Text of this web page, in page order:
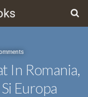
In Romania,
Europa